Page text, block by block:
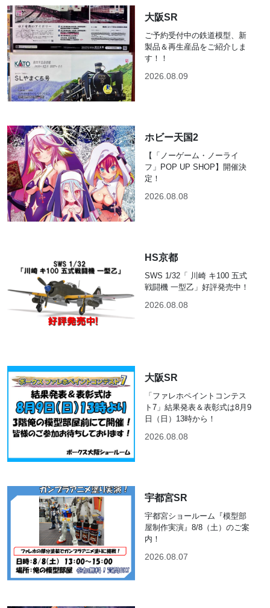
大阪SR
ご予約受付中の鉄道模型、新
製品＆再生産品をご紹介しま
す！！
2026.08.09
ホビー天国2
【「ノーゲーム・ノーライ
フ」POP UP SHOP】開催決
定！
2026.08.08
HS京都
SWS 1/32「 川崎 キ100 五式
戦闘機 一型乙」好評発売中！
2026.08.08
大阪SR
「ファレホペイントコンテス
ト7」結果発表＆表彰式は8月9
日（日）13時から！
2026.08.08
宇都宮SR
宇都宮ショールーム『模型部
屋制作実演』8/8（土）のご案
内！
2026.08.07